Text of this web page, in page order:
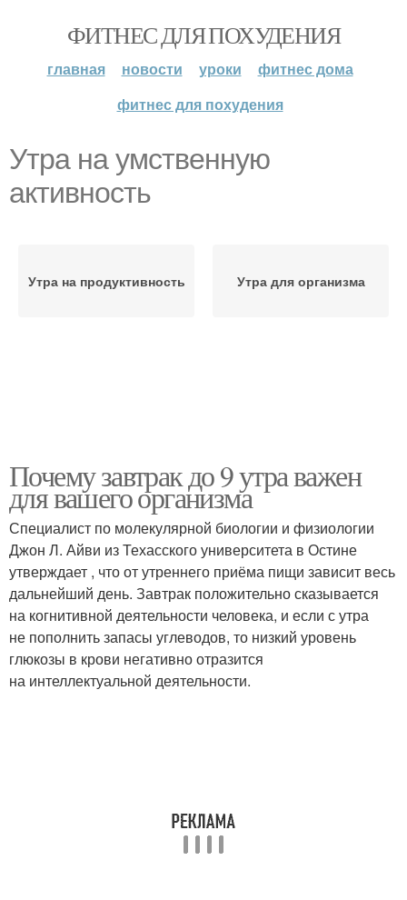
ФИТНЕС ДЛЯ ПОХУДЕНИЯ
главная новости уроки
фитнес дома
фитнес для похудения
Утра на умственную
активность
Утра на продуктивность Утра для организма
Почему завтрак до 9 утра важен
для вашего организма
Специалист по молекулярной биологии и физиологии
Джон Л. Айви из Техасского университета в Остине
утверждает , что от утреннего приёма пищи зависит весь
дальнейший день. Завтрак положительно сказывается
на когнитивной деятельности человека, и если с утра
не пополнить запасы углеводов, то низкий уровень
глюкозы в крови негативно отразится
на интеллектуальной деятельности.